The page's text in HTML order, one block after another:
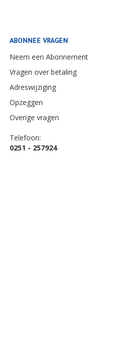
ABONNEE VRAGEN
Neem een Abonnement
Vragen over betaling
Adreswijziging
Opzeggen
Overige vragen
Telefoon:
0251 - 257924